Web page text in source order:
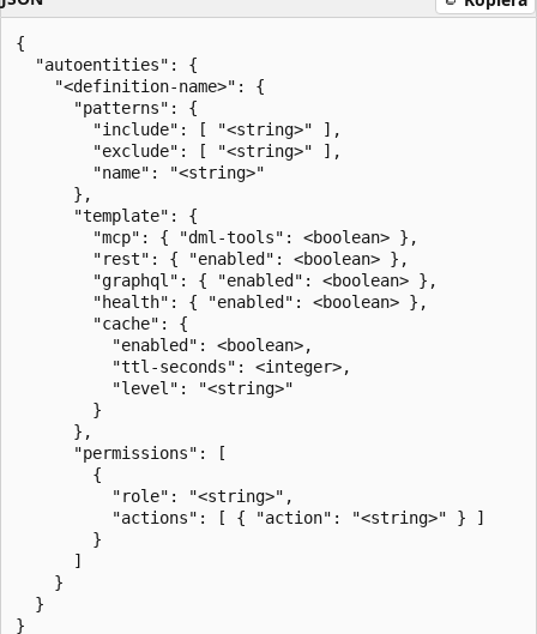
{
  "autoentities": {
    "<definition-name>": {
      "patterns": {
        "include": [ "<string>" ],
        "exclude": [ "<string>" ],
        "name": "<string>"
      },
      "template": {
        "mcp": { "dml-tools": <boolean> },
        "rest": { "enabled": <boolean> },
        "graphql": { "enabled": <boolean> },
        "health": { "enabled": <boolean> },
        "cache": {
          "enabled": <boolean>,
          "ttl-seconds": <integer>,
          "level": "<string>"
        }
      },
      "permissions": [
        {
          "role": "<string>",
          "actions": [ { "action": "<string>" } ]
        }
      ]
    }
  }